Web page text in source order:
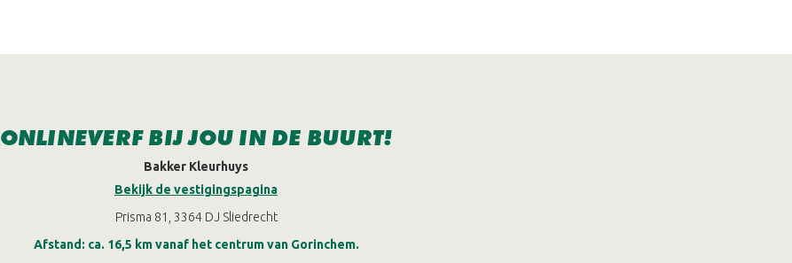
ONLINEVERF BIJ JOU IN DE BUURT!
Bakker Kleurhuys
Bekijk de vestigingspagina
Prisma 81, 3364 DJ Sliedrecht
Afstand: ca. 16,5 km vanaf het centrum van Gorinchem.